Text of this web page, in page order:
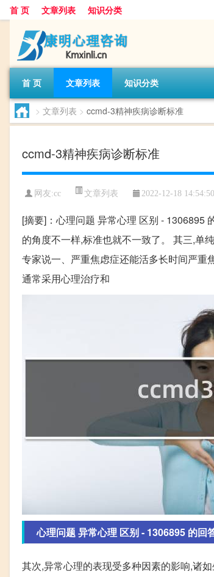
首 页 文章列表 知识分类
首 页 文章列表 知识分类
> 文章列表 > ccmd-3精神疾病诊断标准
ccmd-3精神疾病诊断标准
网友:cc 文章列表 2022-12-18 14:54:50
[摘要]：心理问题 异常心理 区别 - 1306895
的角度不一样,标准也就不一致了。 其三,单
专家说一、严重焦虑症还能活多长时间严重
通常采用心理治疗和
心理问题 异常心理 区别 - 1306895 的回
其次,异常心理的表现受多种因素的影响,诸